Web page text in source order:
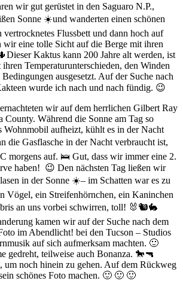
wir gut gerüstet in den Saguaro N.P.,
Sonne ☀️und wanderten einen schönen
vertrocknetes Flussbett und dann hoch auf
wir eine tolle Sicht auf die Berge mit ihren
Kaktus kann 200 Jahre alt werden, ist
Temperaturunterschieden, den Winden
ausgesetzt. Auf der Suche nach
wurde ich nach und nach fündig. 😉
wir auf dem herrlichen Gilbert Ray
County. Während die Sonne am Tag so
Wohnmobil aufheizt, kühlt es in der Nacht
die Gasflasche in der Nacht verbraucht ist,
morgens auf. 🛌 Gut, dass wir immer eine 2.
haben! 😉 Den nächsten Tag ließen wir
in der Sonne ☀️– im Schatten war es zu
Vögel, ein Streifenhörnchen, ein Kaninchen
an uns vorbei schwirren, toll! 🐰🐿🐇
kamen wir auf der Suche nach dem
im Abendlicht! bei den Tucson – Studios
auf sich aufmerksam machten. 🙂
gedreht, teilweise auch Bonanza. 🐎🔫
um noch hinein zu gehen. Auf dem Rückweg
schönes Foto machen. 🙂 🙂 🙂